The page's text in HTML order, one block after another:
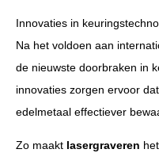
Innovaties in
Na het voldoen aan
de nieuwste doorbraken in
innovaties zorgen ervoor
edelmetaal effectiever
Zo maakt lasergraveren